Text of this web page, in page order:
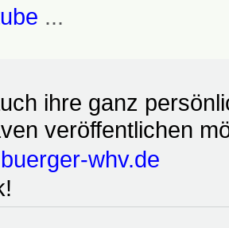
...
ihre ganz
veröffentlichen
whv.de